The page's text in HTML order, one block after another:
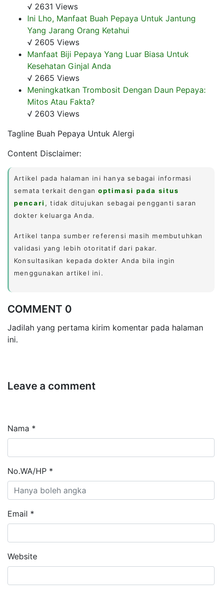
√ 2631 Views
Ini Lho, Manfaat Buah Pepaya Untuk Jantung
Yang Jarang Orang Ketahui
√ 2605 Views
Manfaat Biji Pepaya Yang Luar Biasa Untuk
Kesehatan Ginjal Anda
√ 2665 Views
Meningkatkan Trombosit Dengan Daun Pepaya:
Mitos Atau Fakta?
√ 2603 Views
Tagline Buah Pepaya Untuk Alergi
Content Disclaimer:
Artikel pada halaman ini hanya sebagai informasi
semata terkait denganoptimasi pada situs
pencari , tidak ditujukan sebagai pengganti saran
dokter keluarga Anda.
Artikel tanpa sumber referensi masih membutuhkan
validasi yang lebih otoritatif dari pakar.
Konsultasikan kepada dokter Anda bila ingin
menggunakan artikel ini.
COMMENT 0
Jadilah yang pertama kirim komentar pada halaman
ini.
Leave a comment
Nama *
No.WA/HP *
Email *
Website